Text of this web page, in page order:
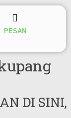
PESAN
DI SINI,